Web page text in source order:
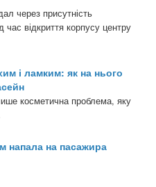
через присутність
відкриття корпусу центру
і ламким: як на нього
косметична проблема, яку
напала на пасажира